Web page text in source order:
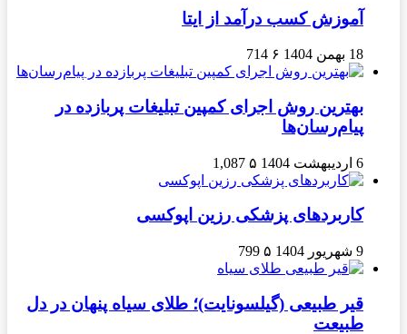
آموزش کسب درآمد از ایتا
18 بهمن 1404 ۶ 714
بهترین روش اجرای کمپین تبلیغات پربازده در
پیام‌رسان‌ها
6 اردیبهشت 1404 ۵ 1,087
کاربردهای پزشکی رزین اپوکسی
9 شهریور 1404 ۵ 799
قیر طبیعی (گیلسونایت)؛ طلای سیاه پنهان در دل
طبیعت